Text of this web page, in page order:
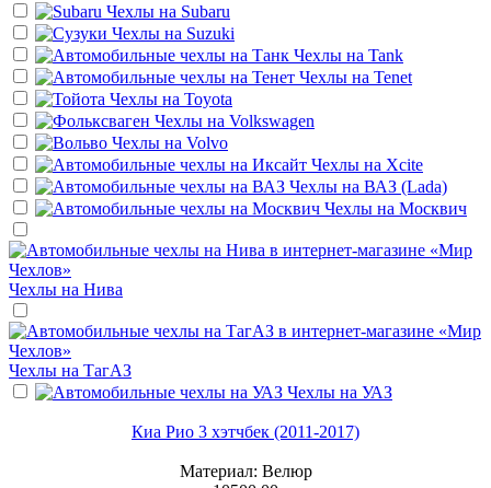
Чехлы на Subaru
Чехлы на Suzuki
Чехлы на Tank
Чехлы на Tenet
Чехлы на Toyota
Чехлы на Volkswagen
Чехлы на Volvo
Чехлы на Xcite
Чехлы на ВАЗ (Lada)
Чехлы на Москвич
Чехлы на Нива
Чехлы на ТагАЗ
Чехлы на УАЗ
Киа Рио 3 хэтчбек (2011-2017)
Материал: Велюр